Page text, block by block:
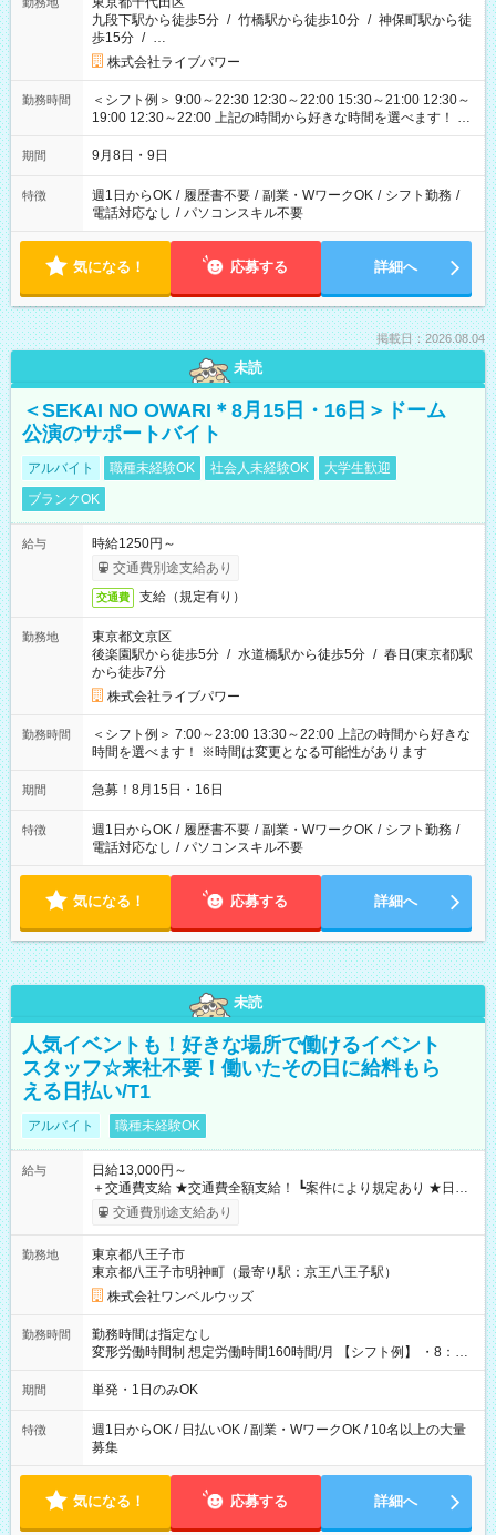
九段下駅から徒歩5分 / 竹橋駅から徒歩10分 / 神保町駅から徒
歩15分 / …
株式会社ライブパワー
勤務時間
＜シフト例＞ 9:00～22:30 12:30～22:00 15:30～21:00 12:30～
19:00 12:30～22:00 上記の時間から好きな時間を選べます！ ※
時間は変更となる可能性があります
期間 9月8日・9日
特徴 週1日からOK / 履歴書不要 / 副業・WワークOK / シフト勤務 /
電話対応なし / パソコンスキル不要
気になる！ 応募する 詳細へ
掲載日：2026.08.04
未読
＜SEKAI NO OWARI＊8月15日・16日＞ドーム
公演のサポートバイト
アルバイト 職種未経験OK 社会人未経験OK
大学生歓迎
ブランクOK
給与
時給1250円～
交通費別途支給あり
交通費 支給（規定有り）
勤務地
東京都文京区
後楽園駅から徒歩5分 / 水道橋駅から徒歩5分 / 春日(東京都)駅
から徒歩7分
株式会社ライブパワー
勤務時間
＜シフト例＞ 7:00～23:00 13:30～22:00 上記の時間から好きな
時間を選べます！ ※時間は変更となる可能性があります
期間 急募！8月15日・16日
特徴 週1日からOK / 履歴書不要 / 副業・WワークOK / シフト勤務 /
電話対応なし / パソコンスキル不要
気になる！ 応募する 詳細へ
未読
人気イベントも！好きな場所で働けるイベント
スタッフ☆来社不要！働いたその日に給料もら
える日払い/T1
アルバイト 職種未経験OK
給与
日給13,000円～
＋交通費支給 ★交通費全額支給！ ┗案件により規定あり ★日払
いOK！（規定あり） ┗働いたその日に現金GET♪ お仕事後はコ
ンビニATMから 日払い分を引き落とせます！ 【試用期間】試
交通費別途支給あり
勤務地
東京都八王子市
東京都八王子市明神町（最寄り駅：京王八王子駅）
株式会社ワンベルウッズ
勤務時間
勤務時間は指定なし
変形労働時間制 想定労働時間160時間/月 【シフト例】 ・8：00
～21：00
期間 単発・1日のみOK
特徴
週1日からOK / 日払いOK / 副業・WワークOK / 10名以上の大量
募集
気になる！ 応募する 詳細へ